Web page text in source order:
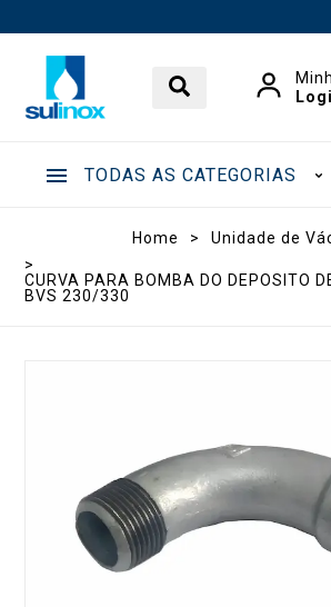
. TODAS AS CATEGORIAS
Home >
Unidade de
>
CURVA PARA BOMBA DO DEPOSITO
BVS 230/330